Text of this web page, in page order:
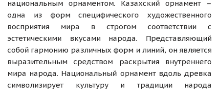
национальным орнаментом. Казахский орнамент –
одна из форм специфического художественного
восприятия мира в строгом соответствии с
эстетическими вкусами народа. Представляющий
собой гармонию различных форм и линий, он является
выразительным средством раскрытия внутреннего
мира народа. Национальный орнамент вдоль древка
символизирует культуру и традиции народа